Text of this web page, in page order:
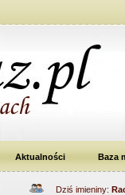
Aktualności Baza
Dziś imieniny: